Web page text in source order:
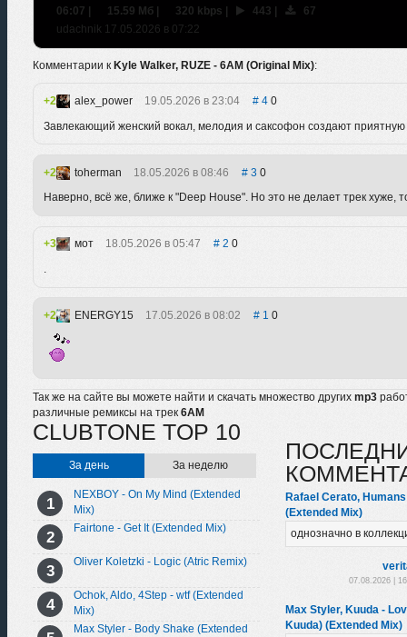
06:07 | 15.59 Мб | 320 kbps | 443 |
67
udachnik 17.05.2026 в 07:22
Комментарии к Kyle Walker, RUZE - 6AM (Original Mix):
2 alex_power 19.05.2026 в 23:04 40
Завлекающий женский вокал, мелодия и саксофон создают
2 toherman 18.05.2026 в 08:46 3 0
Наверно, всё же, ближе к "Deep House". Но это не делает трек хуже,
3 мот 18.05.2026 в 05:47 2 0
.
2 ENERGY15 17.05.2026 в 08:02 1 0
Так же на сайте вы можете найти и скачать множество других mp3
различные ремиксы на трек 6AM
CLUBTONE TOP 10
За день За неделю
NEXBOY - On My Mind (Extended
Mix)
Fairtone - Get It (Extended Mix)
Oliver Koletzki - Logic (Atric Remix)
Ochok, Aldo, 4Step - wtf (Extended
Mix)
Max Styler - Body Shake (Extended
Rafael Cerato,
(Extended Mix)
однозначно в
07.08.2026 |
Max Styler, Kuuda -
Kuuda) (Extended Mix)